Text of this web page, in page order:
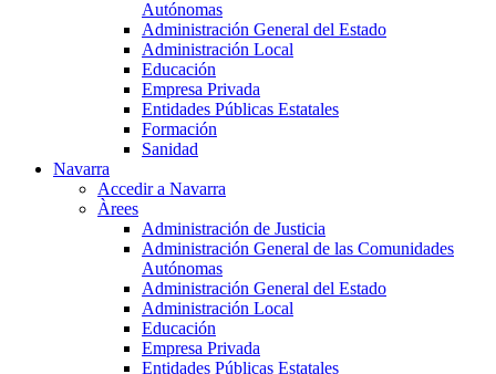
Autónomas
Administración General del Estado
Administración Local
Educación
Empresa Privada
Entidades Públicas Estatales
Formación
Sanidad
Navarra
Accedir a Navarra
Àrees
Administración de Justicia
Administración General de las Comunidades
Autónomas
Administración General del Estado
Administración Local
Educación
Empresa Privada
Entidades Públicas Estatales